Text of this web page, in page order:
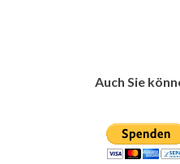
Auch Sie